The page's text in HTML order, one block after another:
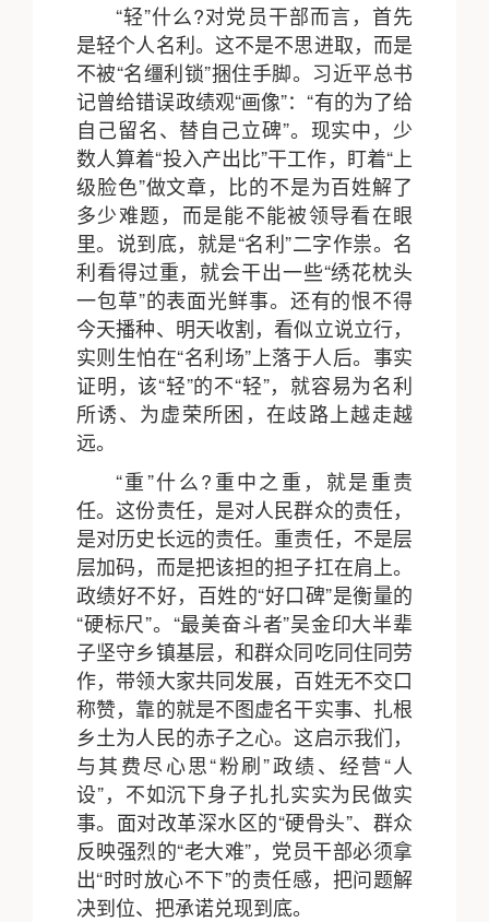
“轻”什么?对党员干部而言，首先
是轻个人名利。这不是不思进取，而是
不被“名缰利锁”捆住手脚。习近平总书
记曾给错误政绩观“画像”：“有的为了给
自己留名、替自己立碑”。现实中，少
数人算着“投入产出比”干工作，盯着“上
级脸色”做文章，比的不是为百姓解了
多少难题，而是能不能被领导看在眼
里。说到底，就是“名利”二字作祟。名
利看得过重，就会干出一些“绣花枕头
一包草”的表面光鲜事。还有的恨不得
今天播种、明天收割，看似立说立行，
实则生怕在“名利场”上落于人后。事实
证明，该“轻”的不“轻”，就容易为名利
所诱、为虚荣所困，在歧路上越走越
远。
“重”什么?重中之重，就是重责
任。这份责任，是对人民群众的责任，
是对历史长远的责任。重责任，不是层
层加码，而是把该担的担子扛在肩上。
政绩好不好，百姓的“好口碑”是衡量的
“硬标尺”。“最美奋斗者”吴金印大半辈
子坚守乡镇基层，和群众同吃同住同劳
作，带领大家共同发展，百姓无不交口
称赞，靠的就是不图虚名干实事、扎根
乡土为人民的赤子之心。这启示我们，
与其费尽心思“粉刷”政绩、经营“人
设”，不如沉下身子扎扎实实为民做实
事。面对改革深水区的“硬骨头”、群众
反映强烈的“老大难”，党员干部必须拿
出“时时放心不下”的责任感，把问题解
决到位、把承诺兑现到底。